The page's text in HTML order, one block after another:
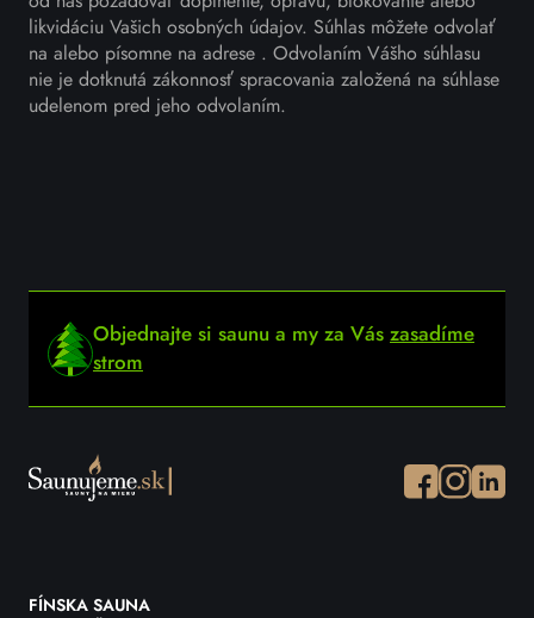
likvidáciu Vašich osobných údajov. Súhlas môžete odvolať
na alebo písomne na adrese . Odvolaním Vášho súhlasu
nie je dotknutá zákonnosť spracovania založená na súhlase
udelenom pred jeho odvolaním.
Objednajte si saunu a my za Vás zasadíme
strom
Facebook
Instagram
FÍNSKA SAUNA